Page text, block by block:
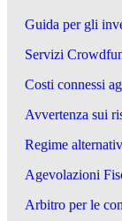
Guida per gli
Servizi
Costi connessi
Avvertenza sui
Regime
Agevolazioni
Arbitro per le